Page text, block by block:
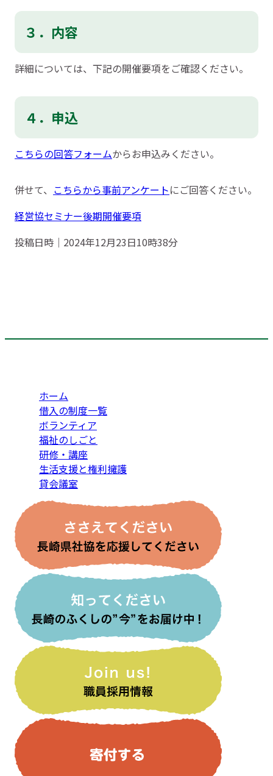
３．内容
詳細については、下記の開催要項をご確認ください。
４．申込
こちらの回答フォームからお申込みください。
併せて、 こちらから事前アンケートにご回答ください。
経営協セミナー後期開催要項
投稿日時｜2024年12月23日10時38分
ホーム
借入の制度一覧
ボランティア
福祉のしごと
研修・講座
生活支援と権利擁護
貸会議室